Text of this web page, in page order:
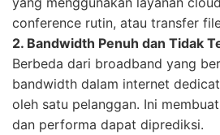
conference rutin, atau transfer
2. Bandwidth Penuh dan Tidak
Berbeda dari broadband yang
bandwidth dalam internet
oleh satu pelanggan. Ini
dan performa dapat diprediksi.